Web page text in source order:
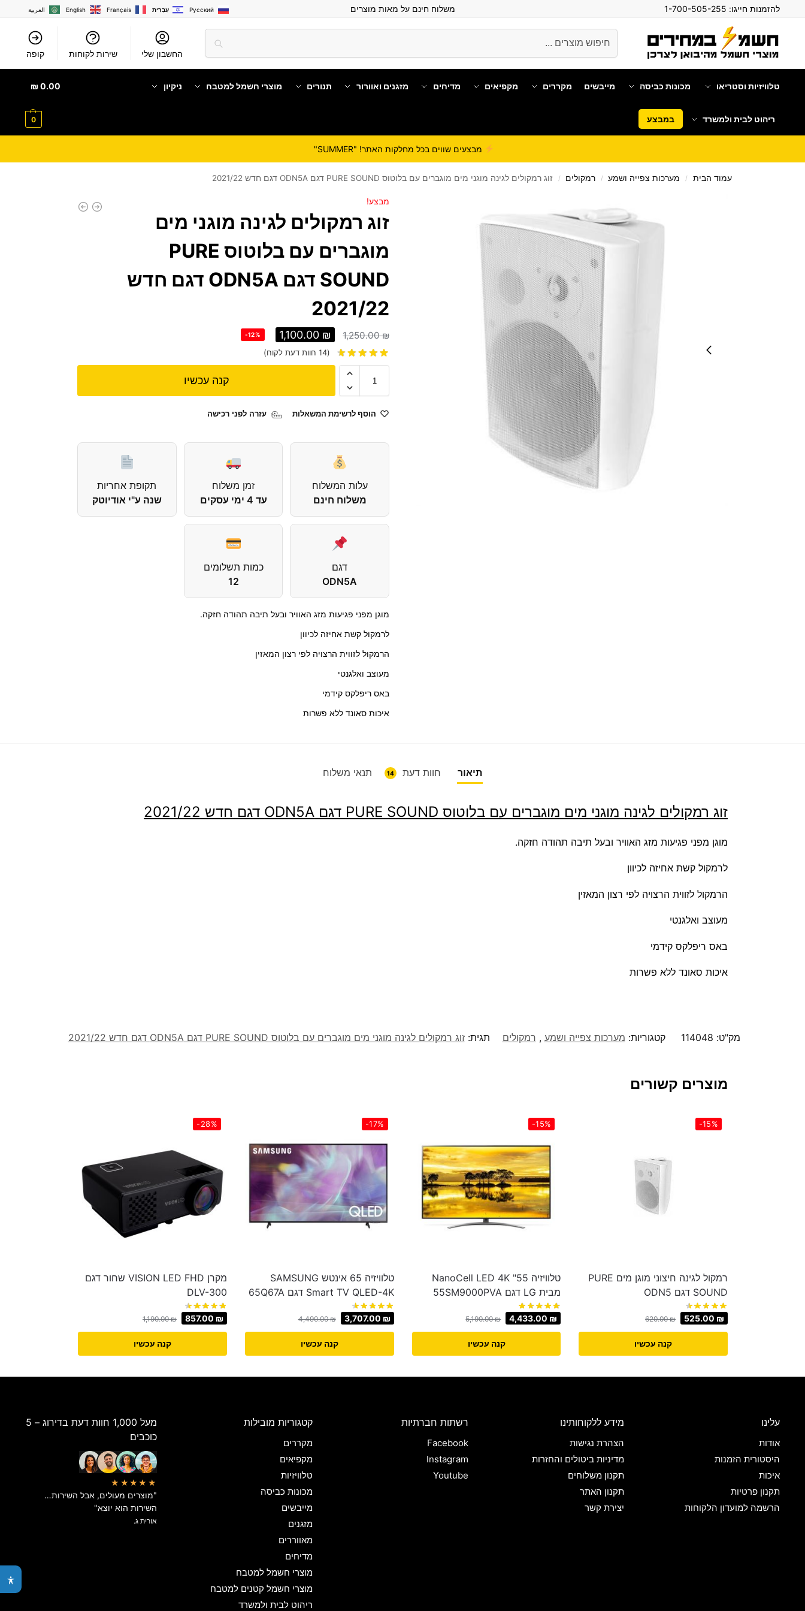
להזמנות חייגו: משלוח חינם על מאות מוצרים العربية English Français עִבְרִית Русский
החשבון שלי שירות לקוחות קופה
טלוויזיות וסטריאו מכונות כביסה מייבשים מקררים מקפיאים מדיחים מזגנים ואוורור תנורים מוצרי חשמל למטבח ניקיון
ריהוט לבית ולמשרד במבצע
0.00
₪
0
מבצעים שווים בכל מחלקות האתר! "SUMMER"
עמוד הבית / מערכות צפייה ושמע / רמקולים / זוג רמקולים לגינה מוגני מים מוגברים עם בלוטוס PURE SOUND דגם ODN5A דגם חדש 2021/22
מבצע!
זוג רמקולים לגינה מוגני מים
מוגברים עם בלוטוס PURE
SOUND דגם ODN5A דגם חדש
2021/22
1,250.00₪
1,100.00 ₪
-12%
(
14 חוות דעת לקוח)
קנה עכשיו
הוסף לרשימת המשאלות עזרה לפני רכישה
עלות המשלוח
משלוח חינם
זמן משלוח
עד 4 ימי עסקים
תקופת אחריות
שנה ע"י אודיוטק
דגם
ODN5A
כמות תשלומים
12
מוגן מפני פגיעות מזג האוויר ובעל תיבה תהודה חזקה.
לרמקול קשת אחיזה לכיוון
הרמקול לזווית הרצויה לפי רצון המאזין
מעוצב ואלגנטי
באס ריפלקס קידמי
איכות סאונד ללא פשרות
תיאור חוות דעת 14 תנאי משלוח
זוג רמקולים לגינה מוגני מים מוגברים עם בלוטוס PURE SOUND דגם ODN5A דגם חדש 2021/22
מוגן מפני פגיעות מזג האוויר ובעל תיבה תהודה חזקה.
לרמקול קשת אחיזה לכיוון
הרמקול לזווית הרצויה לפי רצון המאזין
מעוצב ואלגנטי
באס ריפלקס קידמי
איכות סאונד ללא פשרות
מק"ט: 114048 קטגוריות: מערכות צפייה ושמע , רמקולים תגית:זוג רמקולים לגינה מוגני מים מוגברים עם בלוטוס PURE SOUND דגם ODN5A דגם חדש 2021/22
מוצרים קשורים
-15%
רמקול לגינה חיצוני מוגן מים PURE
SOUND דגם ODN5
620.00₪ 525.00 ₪
קנה עכשיו
-15%
טלוויזיה 55" NanoCell LED 4K
מבית LG דגם 55SM9000PVA
5,190.00₪ 4,433.00 ₪
קנה עכשיו
-17%
טלוויזיה 65 אינטש SAMSUNG
Smart TV QLED-4K דגם 65Q67A
4,490.00₪ 3,707.00 ₪
קנה עכשיו
-28%
מקרן VISION LED FHD שחור דגם
DLV-300
1,190.00₪ 857.00 ₪
קנה עכשיו
עלינו
אודות
היסטורית הזמנות
איכות
תקנון פרטיות
הרשמה למועדון הלקוחות
מידע ללקוחותינו
הצהרת נגישות
מדיניות ביטולים והחזרות
תקנון משלוחים
תקנון האתר
יצירת קשר
רשתות חברתיות
Facebook
Instagram
Youtube
קטגוריות מובילות
מקררים
מקפיאים
טלוויזיות
מכונות כביסה
מייבשים
מזגנים
מאווררים
מדיחים
מוצרי חשמל למטבח
מוצרי חשמל קטנים למטבח
ריהוט לבית ולמשרד
מעל 1,000 חוות דעת בדירוג – 5
כוכבים
★★★★★
"מוצרים מעולים, אבל השירות…
השירות הוא יוצא"
אורית ג.